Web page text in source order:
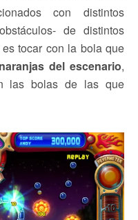
con distintos
de distintos
tocar con la bola que
del escenario,
las bolas de las que